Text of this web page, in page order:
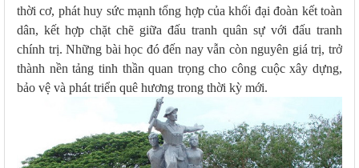
thời cơ, phát huy sức mạnh tổng hợp của khối đại đoàn kết toàn
dân, kết hợp chặt chẽ giữa đấu tranh quân sự với đấu tranh
chính trị. Những bài học đó đến nay vẫn còn nguyên giá trị, trở
thành nền tảng tinh thần quan trọng cho công cuộc xây dựng,
bảo vệ và phát triển quê hương trong thời kỳ mới.